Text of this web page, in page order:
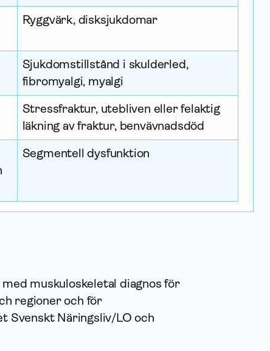
Ryggvärk, disksjukdomar
Sjukdomstillstånd i skulderled,
fibromyalgi, myalgi
Stressfraktur, utebliven eller felaktig
läkning av fraktur, benvävnadsdöd
Segmentell dysfunktion
muskuloskeletal diagnos för
regioner och för
Svenskt Näringsliv/LO och